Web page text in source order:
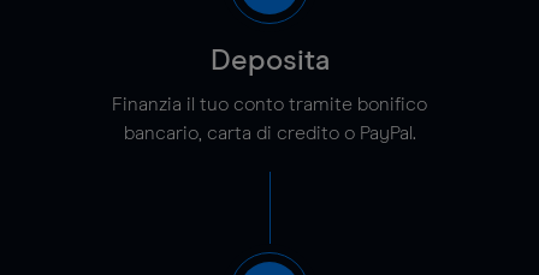
Deposita
Finanzia il tuo conto tramite bonifico
bancario, carta di credito o PayPal.